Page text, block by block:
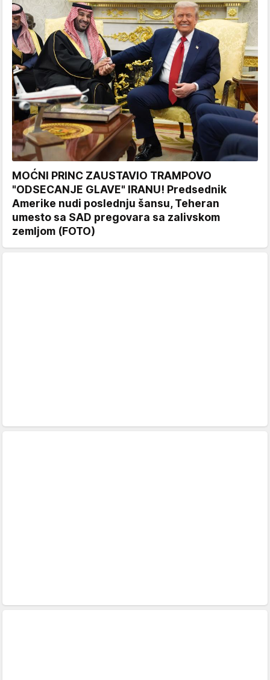
MOĆNI PRINC ZAUSTAVIO TRAMPOVO
"ODSECANJE GLAVE" IRANU! Predsednik
Amerike nudi poslednju šansu, Teheran
umesto sa SAD pregovara sa zalivskom
zemljom (FOTO)